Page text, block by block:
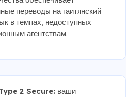
переводы на гаитянский
в темпах, недоступных
агентствам.
2 Secure: ваши